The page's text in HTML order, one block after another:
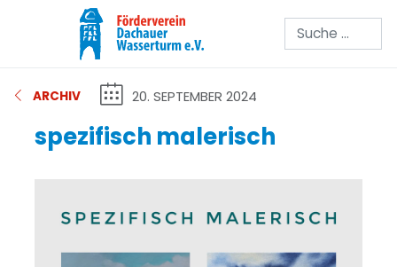
Suchen
ARCHIV 20. SEPTEMBER 2024
spezifisch malerisch